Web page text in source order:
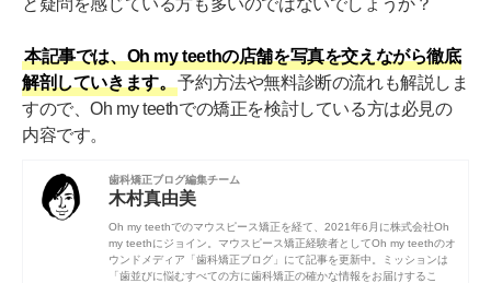
と疑問を感じている方も多いのではないでしょうか？
本記事では、Oh my teethの店舗を写真を交えながら徹底
解剖していきます。
予約方法や無料診断の流れも解説しま
すので、Oh my teethでの矯正を検討している方は必見の
内容です。
歯科矯正ブログ編集チーム
木村真由美
Oh my teethでのマウスピース矯正を経て、2021年6月に株式会社Oh
my teethにジョイン。マウスピース矯正経験者としてOh my teethのオ
ウンドメディア「歯科矯正ブログ」にて記事を更新中。ミッションは
「歯並びに悩むすべての方に歯科矯正の確かな情報をお届けするこ